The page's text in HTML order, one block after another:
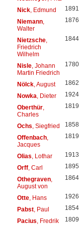
Nick, Edmund 1891
Niemann,
Walter
1876
Nietzsche,
Friedrich
Wilhelm
1844
Nisle, Johann
Martin Friedrich
1780
Nölck, August 1862
Nowka , Dieter 1924
Oberthür,
Charles
1819
Ochs , Siegfried 1858
Offenbach,
Jacques
1819
Olias , Lothar 1913
Orff, Carl 1895
Othegraven,
August von
1864
Otte, Hans 1926
Pabst, Paul 1854
Pacius , Fredrik 1809